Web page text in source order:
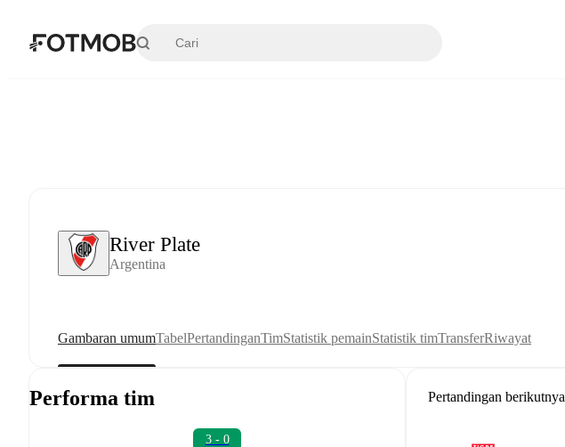
River Plate
Argentina
Gambaran umumTabelPertandinganTimStatistik pemainStatistik timTransferRiwayat
Performa tim
3 - 0
Pertandingan berikutnya